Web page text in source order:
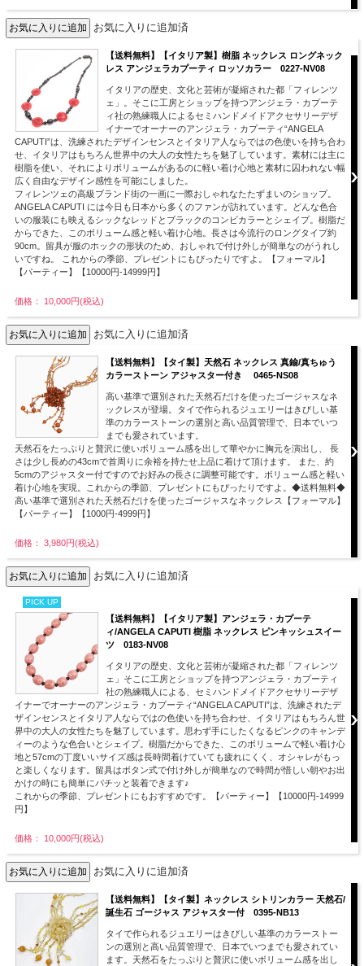
お気に入りに追加済
【送料無料】【イタリア製】樹脂 ネックレス ロングネック
レス アンジェラカプーティ ロッソカラー 0227-NV08
イタリアの歴史、文化と芸術が凝縮された都「フィレンツ
ェ」。そこに工房とショップを持つアンジェラ・カプーテ
ィ社の熟練職人によるセミハンドメイドアクセサリーデザ
イナーでオーナーのアンジェラ・カプーティ“ANGELA
CAPUTI”は、洗練されたデザインセンスとイタリア人ならではの色使いを持ち合わ
せ、イタリアはもちろん世界中の大人の女性たちを魅了しています。素材には主に
樹脂を使い、それによりボリュームがあるのに軽い着け心地と素材に囚われない幅
広く自由なデザイン感性を可能にしました。
フィレンツェの高級ブランド街の一画に一際おしゃれなたたずまいのショップ。
ANGELA CAPUTI には今日も日本から多くのファンが訪れています。どんな色合
いの服装にも映えるシックなレッドとブラックのコンビカラーとシェイプ。樹脂だ
からできた、このボリューム感と軽い着け心地。長さは今流行のロングタイプ約
90cm。留具が服のホックの形状のため、おしゃれで付け外しが簡単なのがうれし
いですね。 これからの季節、プレゼントにもぴったりですよ。【フォーマル】
【パーティー】【10000円-14999円】
価格： 10,000円(税込)
お気に入りに追加済
【送料無料】【タイ製】天然石 ネックレス 真鍮/真ちゅう
カラーストーン アジャスター付き 0465-NS08
高い基準で選別された天然石だけを使ったゴージャスなネ
ックレスが登場。タイで作られるジュエリーはきびしい基
準のカラーストーンの選別と高い品質管理で、日本でいつ
までも愛されています。
天然石をたっぷりと贅沢に使いボリューム感を出して華やかに胸元を演出し、 長
さは少し長めの43cmで首周りに余裕を持たせ上品に着けて頂けます。 また、約
5cmのアジャスター付ですのでお好みの長さに調整可能です。ボリューム感と軽い
着け心地を実現。これからの季節、プレゼントにもぴったりですよ。◆送料無料◆
高い基準で選別された天然石だけを使ったゴージャスなネックレス【フォーマル】
【パーティー】【1000円-4999円】
価格： 3,980円(税込)
お気に入りに追加済
PICK UP
【送料無料】【イタリア製】アンジェラ・カプーテ
ィ/ANGELA CAPUTI 樹脂 ネックレス ピンキッシュスイー
ツ 0183-NV08
イタリアの歴史、文化と芸術が凝縮された都「フィレンツ
ェ」そこに工房とショップを持つアンジェラ・カプーティ
社の熟練職人による、セミハンドメイドアクセサリーデザ
イナーでオーナーのアンジェラ・カプーティ“ANGELA CAPUTI”は、洗練されたデ
ザインセンスとイタリア人ならではの色使いを持ち合わせ、イタリアはもちろん世
界中の大人の女性たちを魅了しています。思わず手にしたくなるピンクのキャンデ
ィーのような色合いとシェイプ。樹脂だからできた、このボリュームで軽い着け心
地と57cmの丁度いいサイズ感は長時間着けていても疲れにくく、オシャレがもっ
と楽しくなります。留具はボタン式で付け外しが簡単なので時間が惜しい朝やお出
かけの時にも簡単にパチッと装着できます♪
これからの季節、プレゼントにもおすすめです。【パーティー】【10000円-14999
円】
価格： 10,000円(税込)
お気に入りに追加済
【送料無料】【タイ製】ネックレス シトリンカラー 天然石/
誕生石 ゴージャス アジャスター付 0395-NB13
タイで作られるジュエリーはきびしい基準のカラーストー
ンの選別と高い品質管理で、日本でいつまでも愛されてい
ます。天然石をたっぷりと贅沢に使いボリューム感を出し